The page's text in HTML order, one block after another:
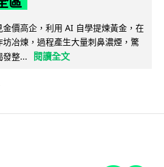
價高企，利用 AI 自學提煉黃金，在
冶煉，過程產生大量刺鼻濃煙，驚
發整...
閱讀全文